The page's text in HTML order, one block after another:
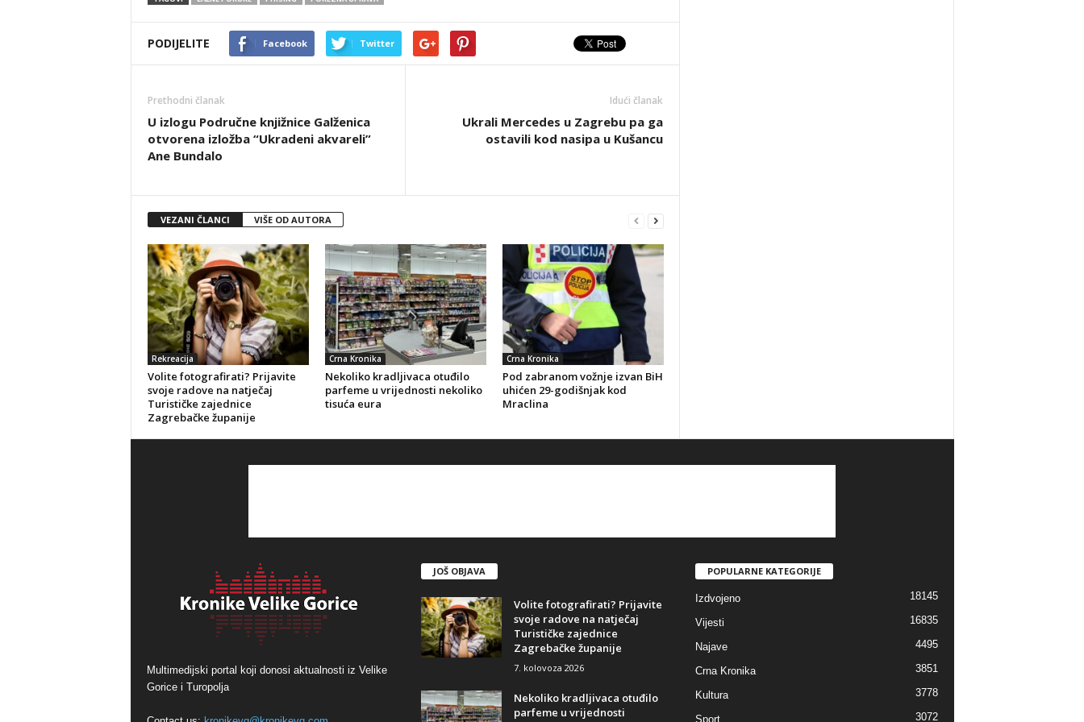
PODIJELITE Facebook Twitter
Prethodni članak
U izlogu Područne knjižnice Galženica
otvorena izložba “Ukradeni akvareli”
Ane Bundalo
Idući članak
Ukrali Mercedes u Zagrebu pa ga
ostavili kod nasipa u Kušancu
VEZANI ČLANCI VIŠE OD AUTORA
Rekreacija
Volite fotografirati? Prijavite
svoje radove na natječaj
Turističke zajednice
Zagrebačke županije
Crna Kronika
Nekoliko kradljivaca otuđilo
parfeme u vrijednosti nekoliko
tisuća eura
Crna Kronika
Pod zabranom vožnje izvan BiH
uhićen 29-godišnjak kod
Mraclina
Multimedijski portal koji donosi aktualnosti iz Velike
Gorice i Turopolja
JOŠ OBJAVA
Volite fotografirati? Prijavite
svoje radove na natječaj
Turističke zajednice
Zagrebačke županije
7. kolovoza 2026
Nekoliko kradljivaca otuđilo
parfeme u vrijednosti
POPULARNE KATEGORIJE
Izdvojeno 18145
Vijesti 16835
Najave 4495
Crna Kronika 3851
Kultura 3778
Sport 3072